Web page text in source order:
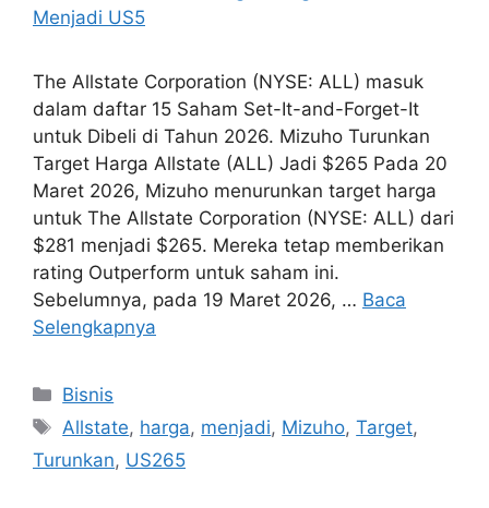
The Allstate Corporation (NYSE: ALL) masuk
dalam daftar 15 Saham Set-It-and-Forget-It
untuk Dibeli di Tahun 2026. Mizuho Turunkan
Target Harga Allstate (ALL) Jadi $265 Pada 20
Maret 2026, Mizuho menurunkan target harga
untuk The Allstate Corporation (NYSE: ALL) dari
$281 menjadi $265. Mereka tetap memberikan
rating Outperform untuk saham ini.
Sebelumnya, pada 19 Maret 2026, … Baca
Selengkapnya
Kategori
Bisnis
Tag
Allstate, harga, menjadi, Mizuho,Target,
Turunkan, US265